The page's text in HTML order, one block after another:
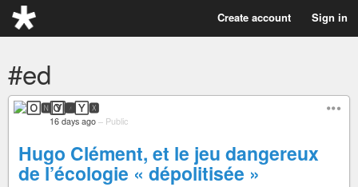
Create account Sign in
#ed
🄾🅽🅈🆇
16 days ago – Public
Hugo Clément, et le jeu dangereux
de l’écologie « dépolitisée »